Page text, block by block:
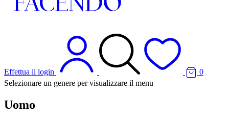
Effettua il login
0
Selezionare un genere per visualizzare il menu
Uomo